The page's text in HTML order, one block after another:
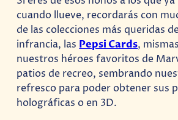
cuando llueve, recordarás con
de las colecciones más queridas
infrancia, las Pepsi Cards,
nuestros héroes favoritos de
patios de recreo, sembrando
refresco para poder obtener sus
holográficas o en 3D.